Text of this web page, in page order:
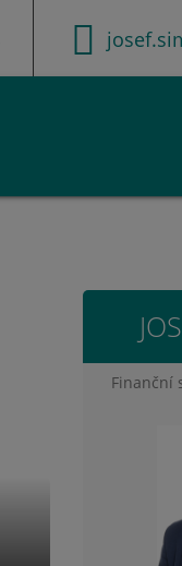
Finanční